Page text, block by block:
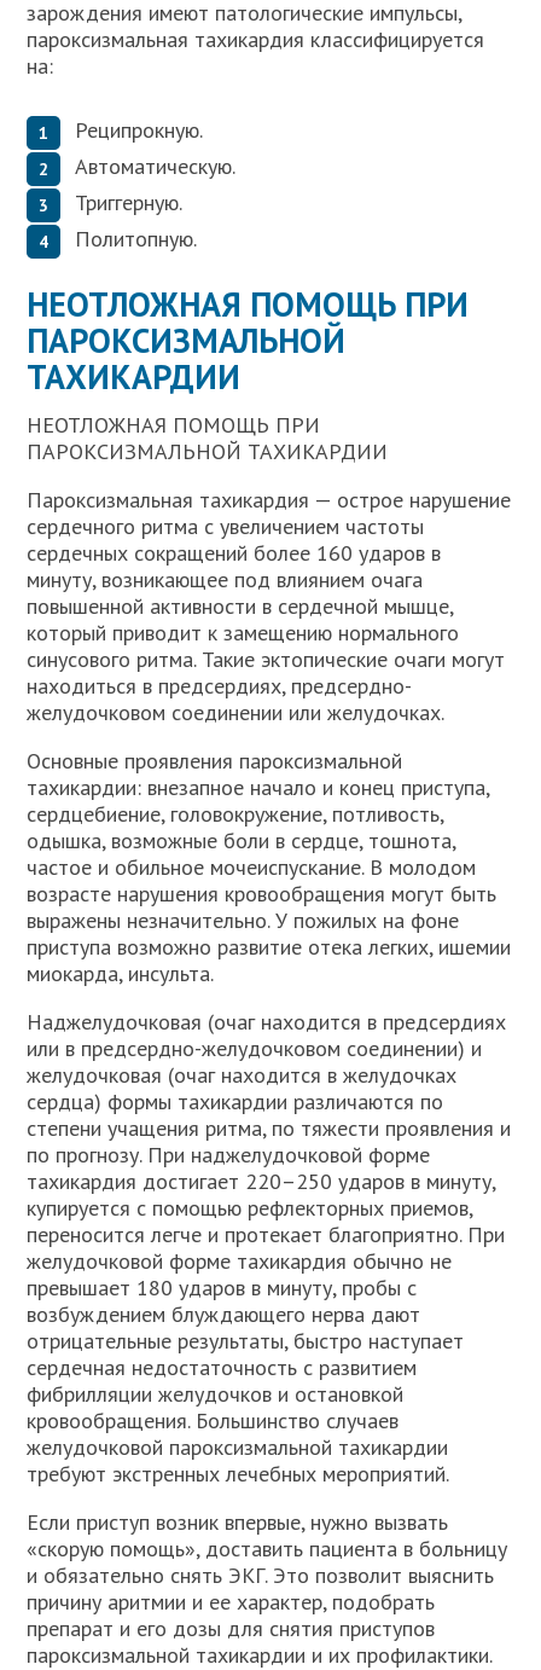
зарождения имеют патологические импульсы,
пароксизмальная тахикардия классифицируется
на:
Реципрокную.
Автоматическую.
Триггерную.
Политопную.
НЕОТЛОЖНАЯ ПОМОЩЬ ПРИ
ПАРОКСИЗМАЛЬНОЙ
ТАХИКАРДИИ
НЕОТЛОЖНАЯ ПОМОЩЬ ПРИ
ПАРОКСИЗМАЛЬНОЙ ТАХИКАРДИИ
Пароксизмальная тахикардия — острое нарушение
сердечного ритма с увеличением частоты
сердечных сокращений более 160 ударов в
минуту, возникающее под влиянием очага
повышенной активности в сердечной мышце,
который приводит к замещению нормального
синусового ритма. Такие эктопические очаги могут
находиться в предсердиях, предсердно-
желудочковом соединении или желудочках.
Основные проявления пароксизмальной
тахикардии: внезапное начало и конец приступа,
сердцебиение, головокружение, потливость,
одышка, возможные боли в сердце, тошнота,
частое и обильное мочеиспускание. В молодом
возрасте нарушения кровообращения могут быть
выражены незначительно. У пожилых на фоне
приступа возможно развитие отека легких, ишемии
миокарда, инсульта.
Наджелудочковая (очаг находится в предсердиях
или в предсердно-желудочковом соединении) и
желудочковая (очаг находится в желудочках
сердца) формы тахикардии различаются по
степени учащения ритма, по тяжести проявления и
по прогнозу. При наджелудочковой форме
тахикардия достигает 220–250 ударов в минуту,
купируется с помощью рефлекторных приемов,
переносится легче и протекает благоприятно. При
желудочковой форме тахикардия обычно не
превышает 180 ударов в минуту, пробы с
возбуждением блуждающего нерва дают
отрицательные результаты, быстро наступает
сердечная недостаточность с развитием
фибрилляции желудочков и остановкой
кровообращения. Большинство случаев
желудочковой пароксизмальной тахикардии
требуют экстренных лечебных мероприятий.
Если приступ возник впервые, нужно вызвать
«скорую помощь», доставить пациента в больницу
и обязательно снять ЭКГ. Это позволит выяснить
причину аритмии и ее характер, подобрать
препарат и его дозы для снятия приступов
пароксизмальной тахикардии и их профилактики.